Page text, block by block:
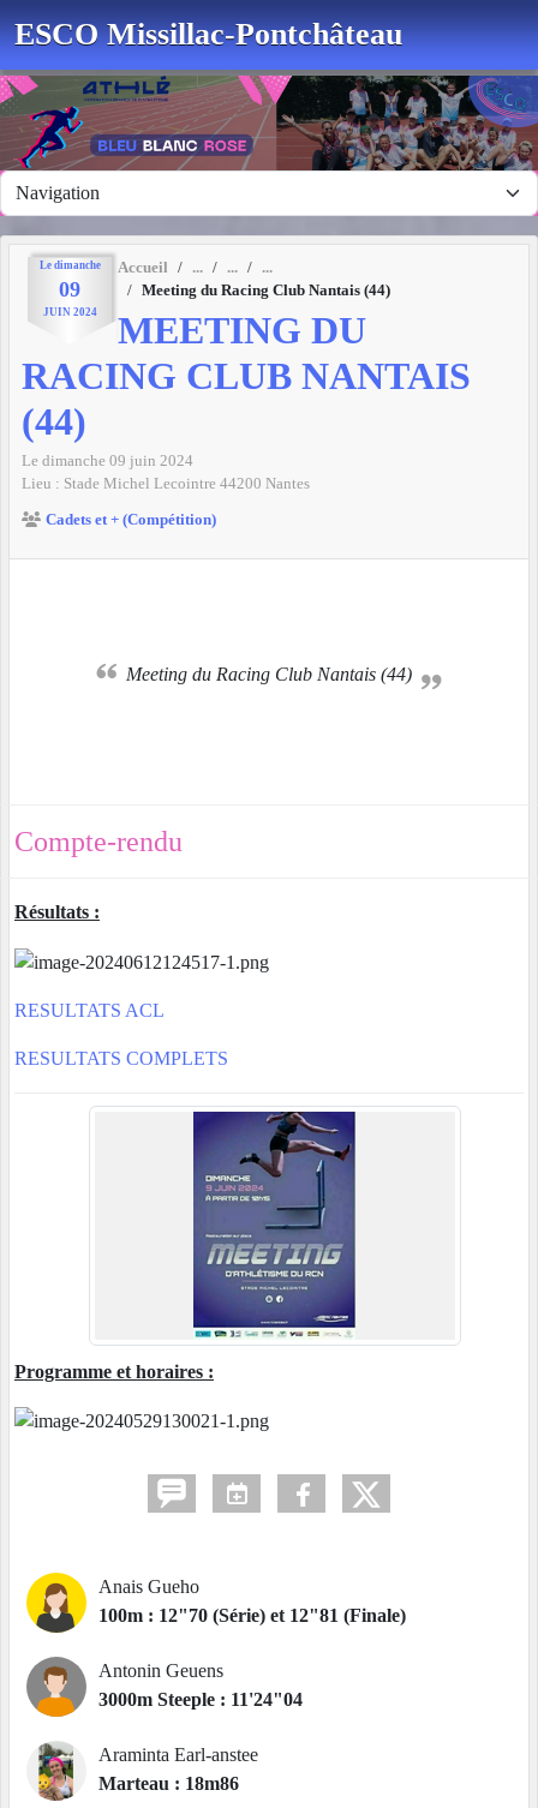
ESCO Missillac-Pontchâteau
Le dimanche
09
JUIN 2024
Accueil
Meeting du Racing Club Nantais (44)
MEETING DU
RACING CLUB NANTAIS
(44)
Le dimanche 09 juin 2024
Lieu : Stade Michel Lecointre 44200 Nantes
Cadets et + (Compétition)
Meeting du Racing Club Nantais (44)
Compte-rendu
Résultats :
RESULTATS ACL
RESULTATS COMPLETS
Programme et horaires :
Anais Gueho
100m : 12"70 (Série) et 12"81 (Finale)
Antonin Geuens
3000m Steeple : 11'24"04
Araminta Earl-anstee
Marteau : 18m86